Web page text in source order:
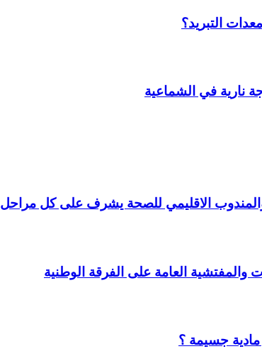
التبريد؟
نارية في الشماعية
الاقليمي للصحة يشرف على كل
والمفتشية العامة على الفرقة الوطنية
جسيمة ؟